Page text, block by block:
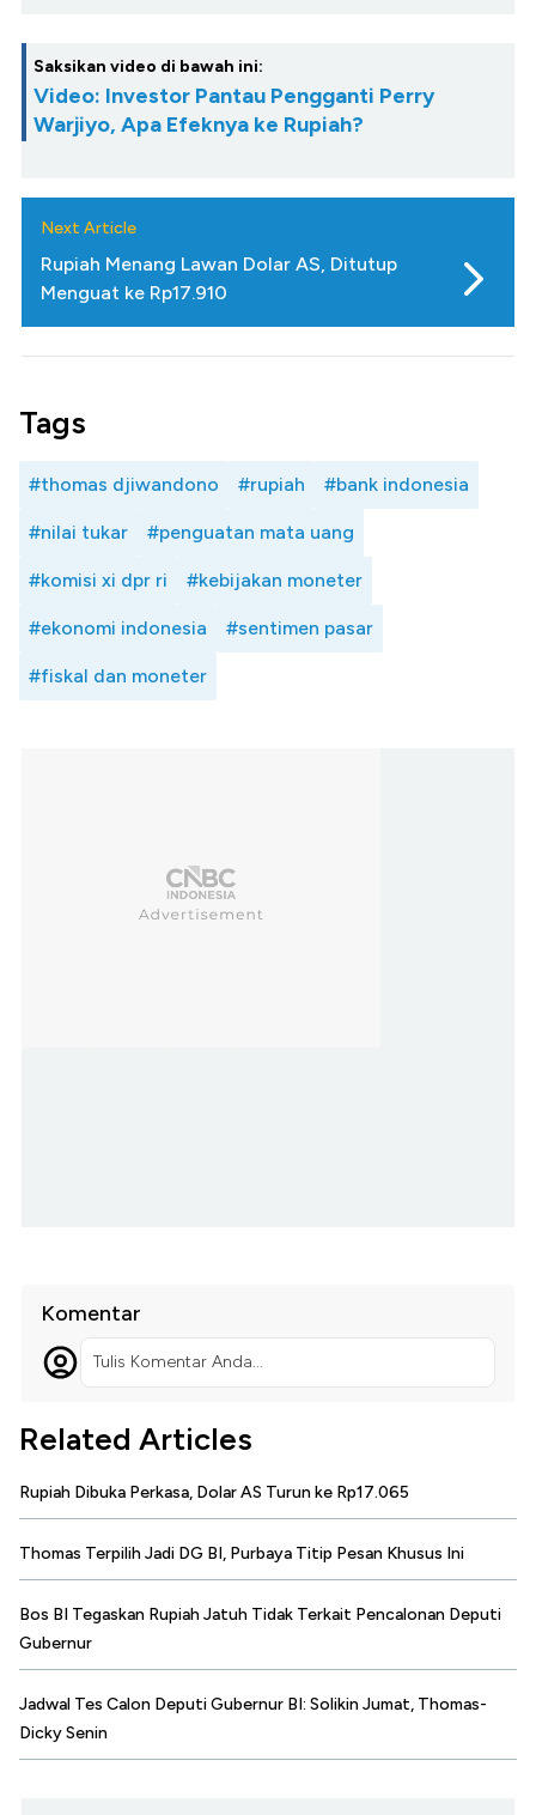
Saksikan video di bawah ini:
Video: Investor Pantau Pengganti Perry
Warjiyo, Apa Efeknya ke Rupiah?
Next Article
Rupiah Menang Lawan Dolar AS, Ditutup
Menguat ke Rp17.910
Tags
#thomas djiwandono #rupiah #bank indonesia
#nilai tukar #penguatan mata uang
#komisi xi dpr ri #kebijakan moneter
#ekonomi indonesia #sentimen pasar
#fiskal dan moneter
Komentar
Tulis Komentar Anda...
Related Articles
Rupiah Dibuka Perkasa, Dolar AS Turun ke Rp17.065
Thomas Terpilih Jadi DG BI, Purbaya Titip Pesan Khusus Ini
Bos BI Tegaskan Rupiah Jatuh Tidak Terkait Pencalonan Deputi
Gubernur
Jadwal Tes Calon Deputi Gubernur BI: Solikin Jumat, Thomas-
Dicky Senin